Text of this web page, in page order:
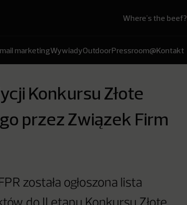
Where's the beef?
marketingWywiadyOutdoorPressroom@Kontakt
Konkursu Złote
przez Związek Firm
została ogłoszona lista